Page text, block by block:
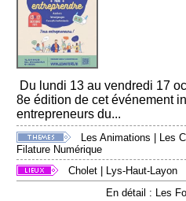
Du lundi 13 au vendredi 17
8e édition de cet événement
entrepreneurs du...
Les Animations Les
Filature Numérique
Cholet
Lys-Haut-Layon
En détail : Les